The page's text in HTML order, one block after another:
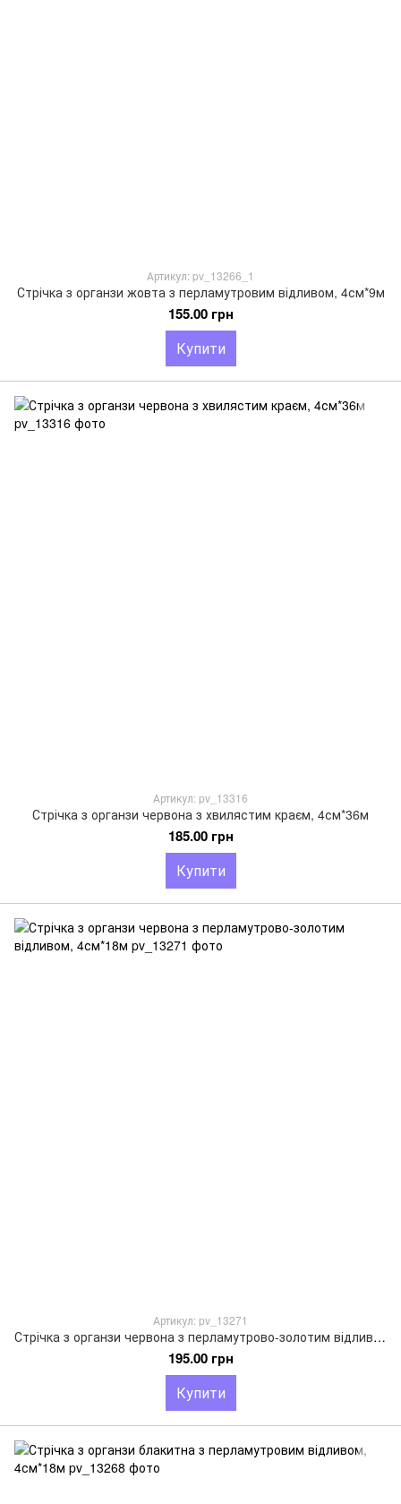
Артикул: pv_13266_1
Стрічка з органзи жовта з перламутровим відливом, 4см*9м
155.00 грн
Купити
Артикул: pv_13316
Стрічка з органзи червона з хвилястим краєм, 4см*36м
185.00 грн
Купити
Артикул: pv_13271
Стрічка з органзи червона з перламутрово-золотим відливом, 4см*18м
195.00 грн
Купити